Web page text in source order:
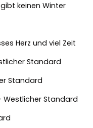
keinen Winter
Herz und viel Zeit
Standard
Standard
Standard